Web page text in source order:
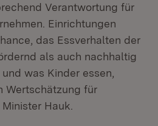
Verantwortung für
Einrichtungen
das Essverhalten der
als auch nachhaltig
was Kinder essen,
Wertschätzung für
Hauk.